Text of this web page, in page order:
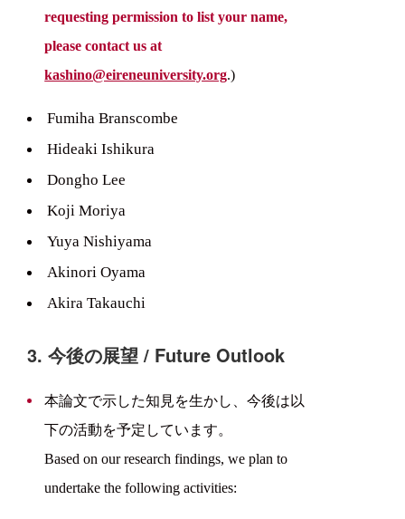
requesting permission to list your name,
please contact us at
kashino@eireneuniversity.org.)
Fumiha Branscombe
Hideaki Ishikura
Dongho Lee
Koji Moriya
Yuya Nishiyama
Akinori Oyama
Akira Takauchi
3. 今後の展望 / Future Outlook
本論文で示した知見を生かし、今後は以
下の活動を予定しています。
Based on our research findings, we plan to
undertake the following activities: